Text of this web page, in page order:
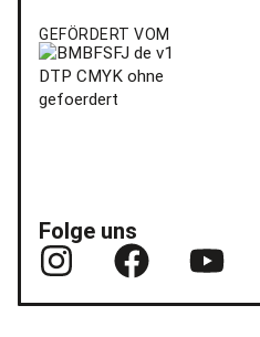
GEFÖRDERT VOM
Folge uns